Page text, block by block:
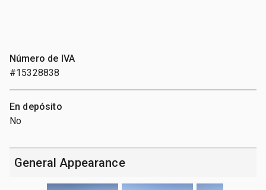
Número de IVA
#15328838
En depósito
No
General Appearance